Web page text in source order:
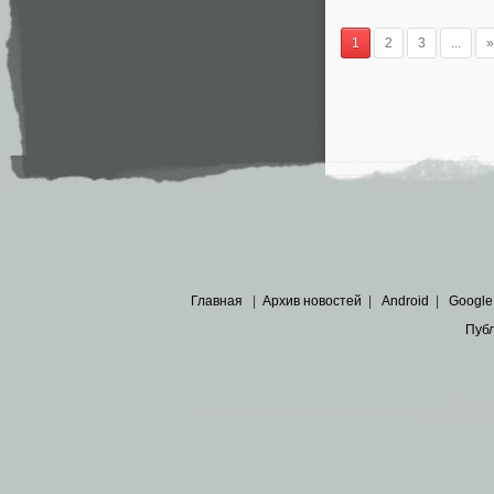
1 2 3 ... »
Главная | Архив новостей | Android | Google